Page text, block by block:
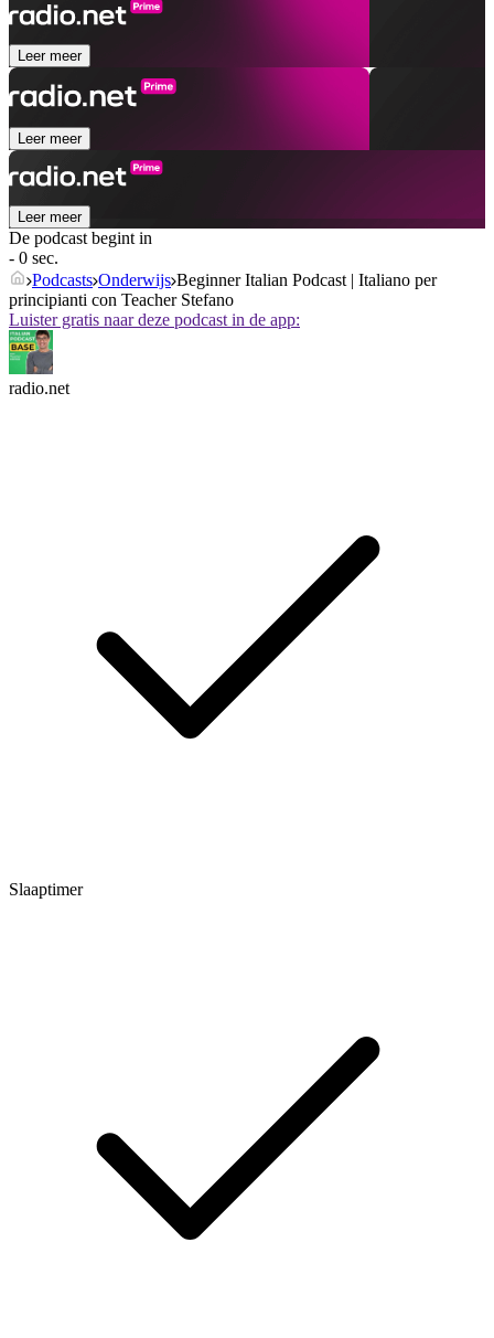
Leer meer
Leer meer
Leer meer
De podcast begint in
- 0 sec.
Podcasts Onderwijs Beginner Italian Podcast | Italiano per
principianti con Teacher Stefano
Luister gratis naar deze podcast in de app:
radio.net
Slaaptimer